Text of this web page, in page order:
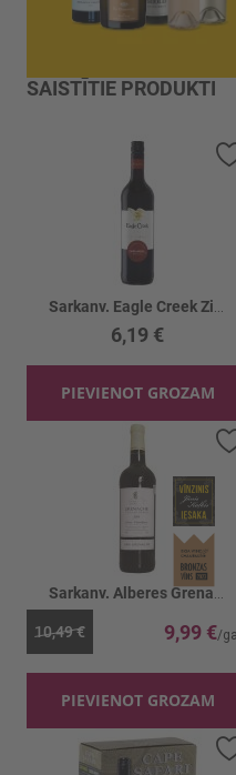
SAISTĪTIE PRODUKTI
6,19 €
PIEVIENOT GROZAM
10,49 € 9,99 €
PIEVIENOT GROZAM